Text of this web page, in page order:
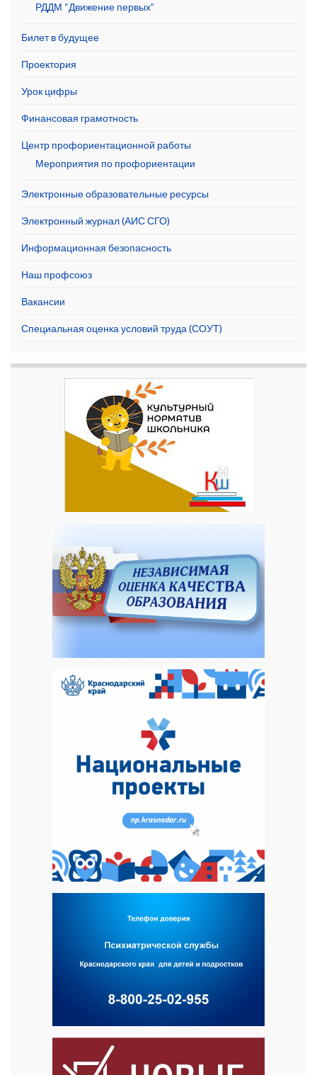
РДДМ “Движение первых”
Билет в будущее
Проектория
Урок цифры
Финансовая грамотность
Центр профориентационной работы
Мероприятия по профориентации
Электронные образовательные ресурсы
Электронный журнал (АИС СГО)
Информационная безопасность
Наш профсоюз
Вакансии
Специальная оценка условий труда (СОУТ)